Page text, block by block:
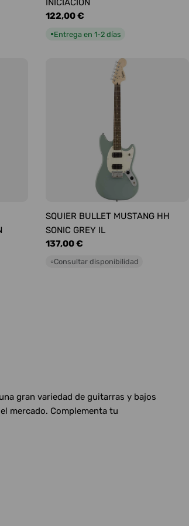
INICIACIÓN
Precio
122,00 €
●Entrega en 1-2 días
SQUIER BULLET MUSTANG HH
SONIC GREY IL
Precio
137,00 €
○Consultar disponibilidad
gran variedad de guitarras y bajos
mercado. Complementa tu